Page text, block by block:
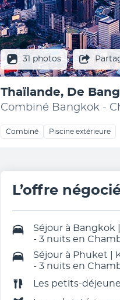
31 photos
Thaïlande, De
Combiné Bangkok -
Combiné Piscine extérieure
L’offre
Séjour à Bangkok
- 3 nuits en
Séjour à Phuket |
- 3 nuits en
Les petits-